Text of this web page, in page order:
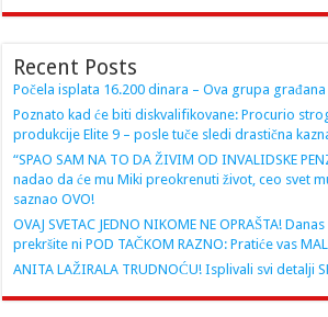
Recent Posts
Počela isplata 16.200 dinara – Ova grupa
Poznato kad će biti diskvalifikovane: Procurio
produkcije Elite 9 – posle tuče sledi drastična
“SPAO SAM NA TO DA ŽIVIM OD INVALIDSKE
nadao da će mu Miki preokrenuti život, ceo svet
saznao OVO!
OVAJ SVETAC JEDNO NIKOME NE OPRAŠTA!
prekršite ni POD TAČKOM RAZNO: Pratiće vas
ANITA LAŽIRALA TRUDNOĆU! Isplivali svi detalji